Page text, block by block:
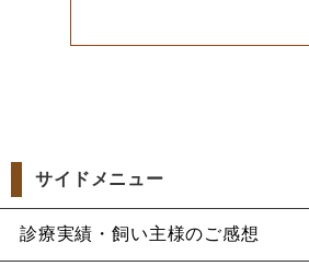
サイドメニュー
診療実績・飼い主様のご感想